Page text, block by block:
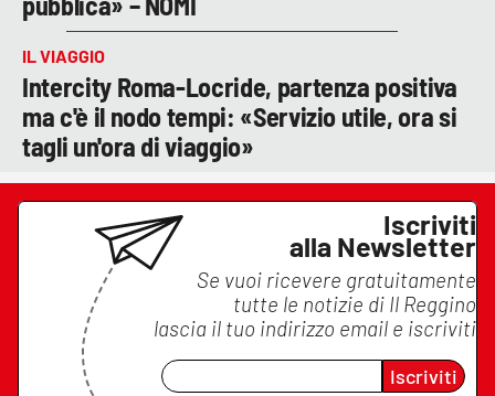
IL VIAGGIO
Intercity Roma-Locride, partenza positiva
ma c'è il nodo tempi: «Servizio utile, ora si
tagli un'ora di viaggio»
Iscriviti
alla Newsletter
Se vuoi ricevere gratuitamente
tutte le notizie di Il Reggino
lascia il tuo indirizzo email e iscriviti
Iscriviti